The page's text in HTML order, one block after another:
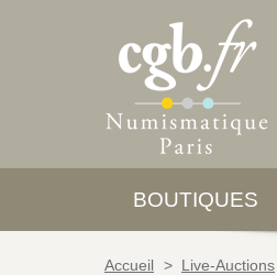
BOUTIQUES
Accueil > Live-Auctions